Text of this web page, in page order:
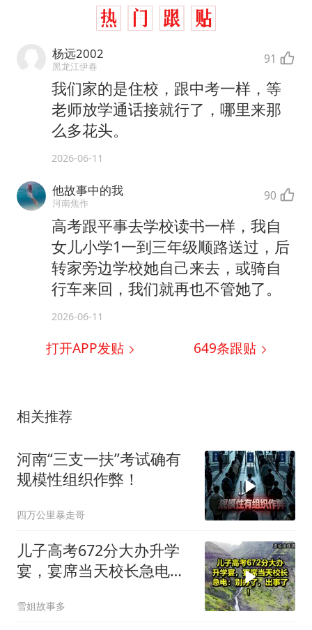
杨远2002
黑龙江伊春 91
我们家的是住校，跟中考一样，等
老师放学通话接就行了，哪里来那
么多花头。
2026-06-11
他故事中的我
河南焦作 90
高考跟平事去学校读书一样，我自
女儿小学1一到三年级顺路送过，后
转家旁边学校她自己来去，或骑自
行车来回，我们就再也不管她了。
2026-06-11
打开APP发贴 649条跟贴
相关推荐
河南“三支一扶”考试确有
规模性组织作弊！
四万公里暴走哥
儿子高考672分大办升学
宴，宴席当天校长急电：
雪姐故事多